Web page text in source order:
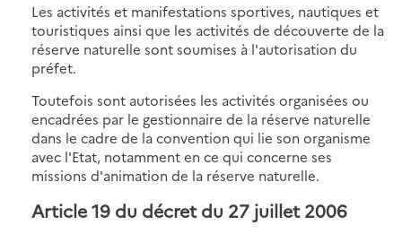
Les activités et manifestations sportives, nautiques et
touristiques ainsi que les activités de découverte de la
réserve naturelle sont soumises à l'autorisation du
préfet.
Toutefois sont autorisées les activités organisées ou
encadrées par le gestionnaire de la réserve naturelle
dans le cadre de la convention qui lie son organisme
avec l'Etat, notamment en ce qui concerne ses
missions d'animation de la réserve naturelle.
Article 19 du décret du 27 juillet 2006